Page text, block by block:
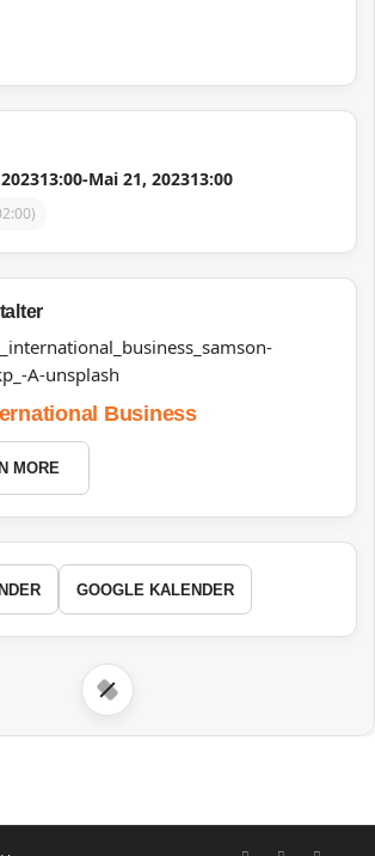
13:00-Mai 21, 202313:00
Business
MORE
GOOGLE KALENDER